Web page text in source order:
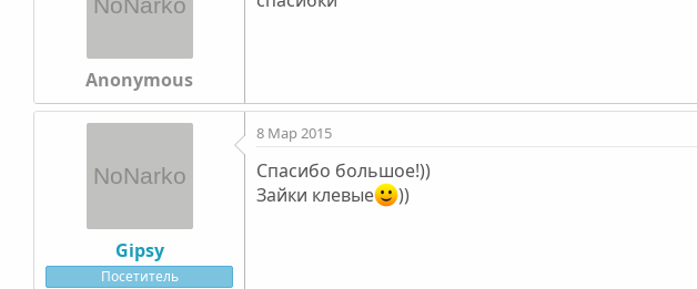
Anonymous
Gipsy
Посетитель
8 Мар 2015
Спасибо большое!))
Зайки клевые
))